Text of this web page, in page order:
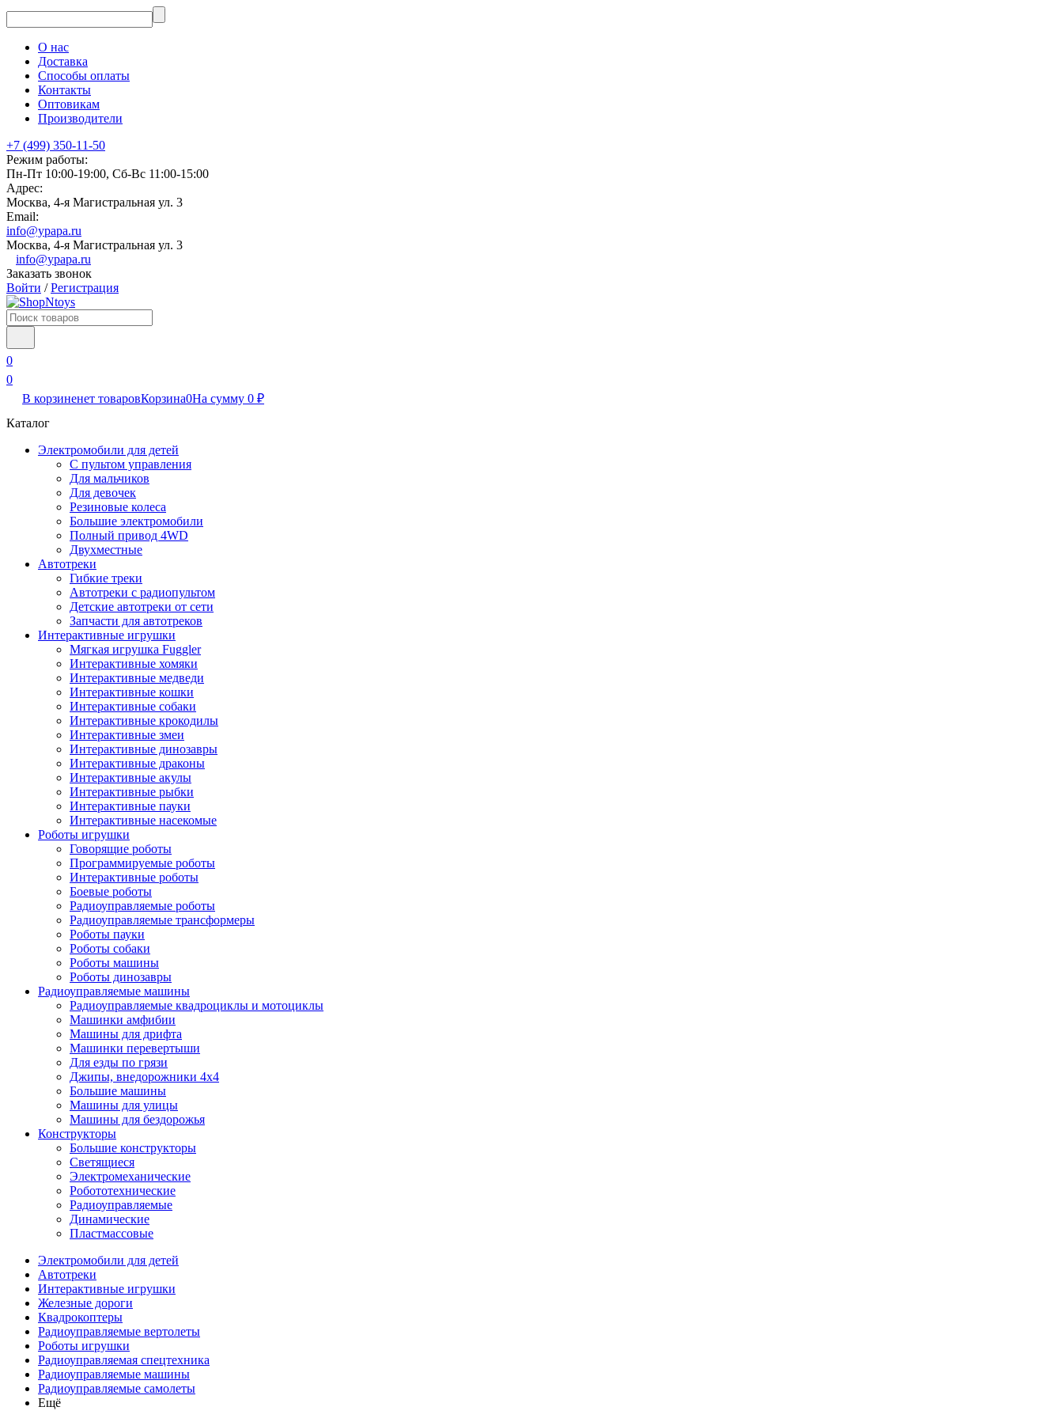
О нас
Доставка
Способы оплаты
Контакты
Оптовикам
Производители
+7 (499) 350-11-50
Режим работы:
Пн-Пт 10:00-19:00, Сб-Вс 11:00-15:00
Адрес:
Москва, 4-я Магистральная ул. 3
Email:
info@ypapa.ru
Москва, 4-я Магистральная ул. 3
info@ypapa.ru
Заказать звонок
Войти /Регистрация
0
0
В корзиненет товаровКорзина0На сумму 0 ₽
Каталог
Электромобили для детей
С пультом управления
Для мальчиков
Для девочек
Резиновые колеса
Большие электромобили
Полный привод 4WD
Двухместные
Автотреки
Гибкие треки
Автотреки с радиопультом
Детские автотреки от сети
Запчасти для автотреков
Интерактивные игрушки
Мягкая игрушка Fuggler
Интерактивные хомяки
Интерактивные медведи
Интерактивные кошки
Интерактивные собаки
Интерактивные крокодилы
Интерактивные змеи
Интерактивные динозавры
Интерактивные драконы
Интерактивные акулы
Интерактивные рыбки
Интерактивные пауки
Интерактивные насекомые
Роботы игрушки
Говорящие роботы
Программируемые роботы
Интерактивные роботы
Боевые роботы
Радиоуправляемые роботы
Радиоуправляемые трансформеры
Роботы пауки
Роботы собаки
Роботы машины
Роботы динозавры
Радиоуправляемые машины
Радиоуправляемые квадроциклы и мотоциклы
Машинки амфибии
Машины для дрифта
Машинки перевертыши
Для езды по грязи
Джипы, внедорожники 4x4
Большие машины
Машины для улицы
Машины для бездорожья
Конструкторы
Большие конструкторы
Светящиеся
Электромеханические
Робототехнические
Радиоуправляемые
Динамические
Пластмассовые
Электромобили для детей
Автотреки
Интерактивные игрушки
Железные дороги
Квадрокоптеры
Радиоуправляемые вертолеты
Роботы игрушки
Радиоуправляемая спецтехника
Радиоуправляемые машины
Радиоуправляемые самолеты
Ещё